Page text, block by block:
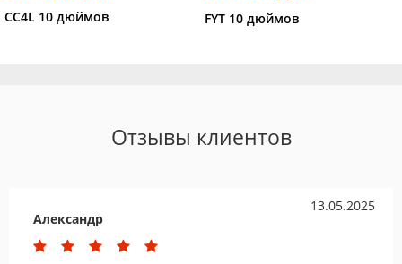
CC4L 10 дюймов FYT 10 дюймов
Отзывы клиентов
13.05.2025
Александр